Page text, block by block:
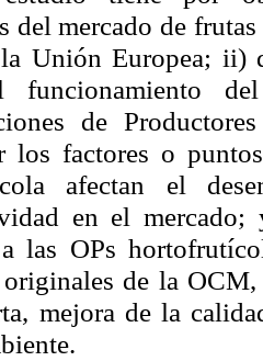
del mercado de
la Unión Europea; ii)
funcionamiento
de
los factores o
afectan el
en el
las OPs
de la OCM,
mejora de la